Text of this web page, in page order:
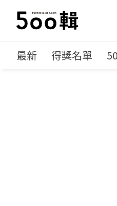
最新 得獎名單